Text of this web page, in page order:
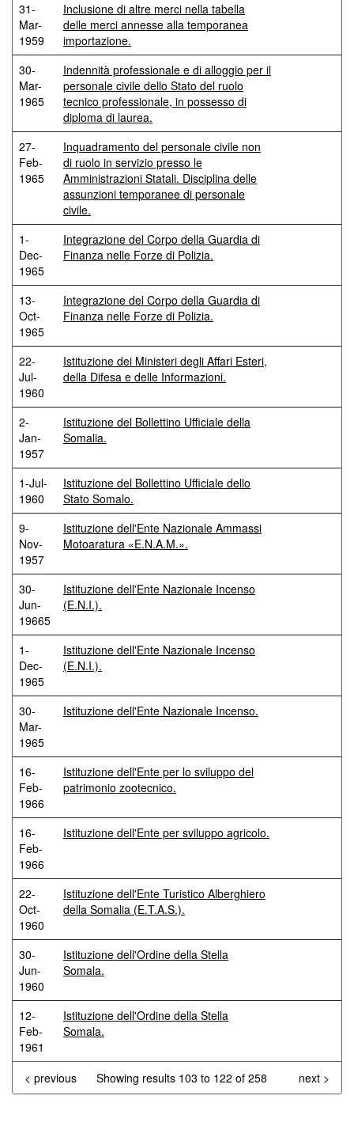
31-
Mar-
1959
Inclusione di altre merci nella tabella
delle merci annesse alla temporanea
importazione.
30-
Mar-
1965
Indennità professionale e di alloggio per il
personale civile dello Stato del ruolo
tecnico professionale, in possesso di
diploma di laurea.
27-
Feb-
1965
Inquadramento del personale civile non
di ruolo in servizio presso le
Amministrazioni Statali. Disciplina delle
assunzioni temporanee di personale
civile.
1-
Dec-
1965
Integrazione del Corpo della Guardia di
Finanza nelle Forze di Polizia.
13-
Oct-
1965
Integrazione del Corpo della Guardia di
Finanza nelle Forze di Polizia.
22-
Jul-
1960
Istituzione dei Ministeri degli Affari Esteri,
della Difesa e delle Informazioni.
2-
Jan-
1957
Istituzione del Bollettino Ufficiale della
Somalia.
1-Jul-
1960
Istituzione del Bollettino Ufficiale dello
Stato Somalo.
9-
Nov-
1957
Istituzione dell'Ente Nazionale Ammassi
Motoaratura «E.N.A.M.».
30-
Jun-
19665
Istituzione dell'Ente Nazionale Incenso
(E.N.I.).
1-
Dec-
1965
Istituzione dell'Ente Nazionale Incenso
(E.N.I.).
30-
Mar-
1965
Istituzione dell'Ente Nazionale Incenso.
16-
Feb-
1966
Istituzione dell'Ente per lo sviluppo del
patrimonio zootecnico.
16-
Feb-
1966
Istituzione dell'Ente per sviluppo agricolo.
22-
Oct-
1960
Istituzione dell'Ente Turistico Alberghiero
della Somalia (E.T.A.S.).
30-
Jun-
1960
Istituzione dell'Ordine della Stella
Somala.
12-
Feb-
1961
Istituzione dell'Ordine della Stella
Somala.
Showing results 103 to 122 of 258
< previous next >